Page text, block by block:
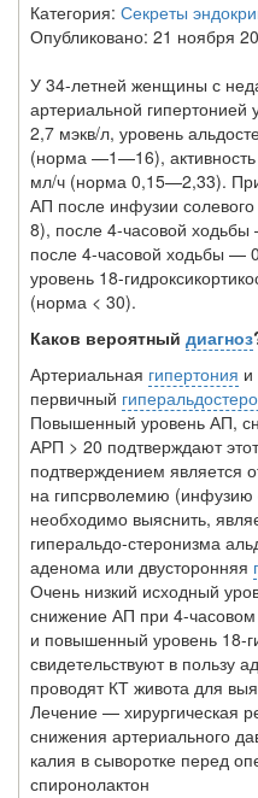
Категория: Секреты
Опубликовано: 21 ноября
У 34-летней женщины с
артериальной
2,7 мэкв/л, уровень
(норма —1—16),
мл/ч (норма 0,15—2,33).
АП после инфузии
8), после 4-часовой
после 4-часовой ходьбы —
уровень 18-
(норма < 30).
Каков вероятный диагноз
Артериальная гипертония и
первичный
Повышенный уровень АП,
АРП > 20 подтверждают
подтверждением яв­ляется
на гипсрволемию (инфузию
необходимо выяснить,
гиперальдо-стеронизма
аденома или двусторонняя
Очень низкий исходный
снижение АП при 4-
и повышенный уровень 18-
свидетельствуют в пользу
проводят КТ живота для
Лечение — хирургическая
снижения артериального
калия в сыворотке перед
спиронолактон